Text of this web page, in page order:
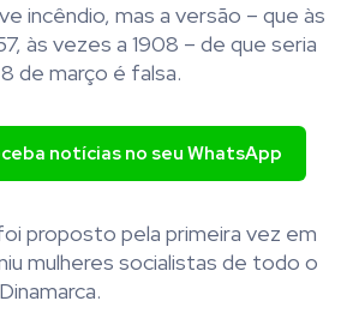
incêndio, mas a versão – que às
às vezes a 1908 – de que seria
de março é falsa.
notícias no seu WhatsApp
proposto pela primeira vez em
mulheres socialistas de todo o